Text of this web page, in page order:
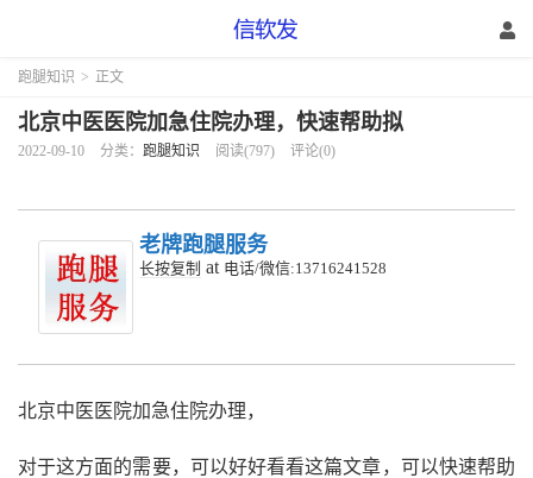
跑腿知识 > 正文
北京中医医院加急住院办理，快速帮助拟
2022-09-10 分类： 跑腿知识 阅读(797) 评论(0)
老牌跑腿服务
长按复制 at 电话/微信:13716241528
北京中医医院加急住院办理，
对于这方面的需要，可以好好看看这篇文章，可以快速帮助